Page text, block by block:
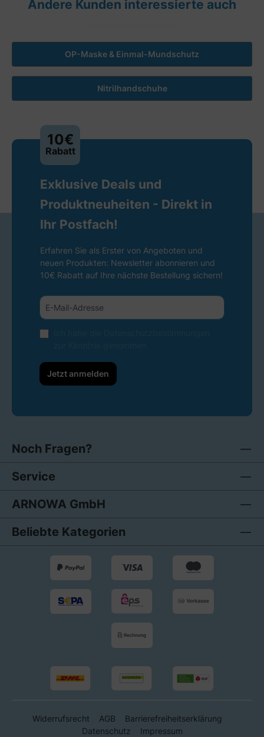
Andere Kunden interessierte auch
OP-Maske & Einmal-Mundschutz
Nitrilhandschuhe
10€
Rabatt
Exklusive Deals und
Produktneuheiten - Direkt in
Ihr Postfach!
Erfahren Sie als Erster von Angeboten und
neuen Produkten: Newsletter abonnieren und
10€ Rabatt auf Ihre nächste Bestellung sichern!
Jetzt anmelden
Noch Fragen?
Service
ARNOWA GmbH
Beliebte Kategorien
Widerrufsrecht AGB
Barrierefreiheitserklärung
Datenschutz
Impressum